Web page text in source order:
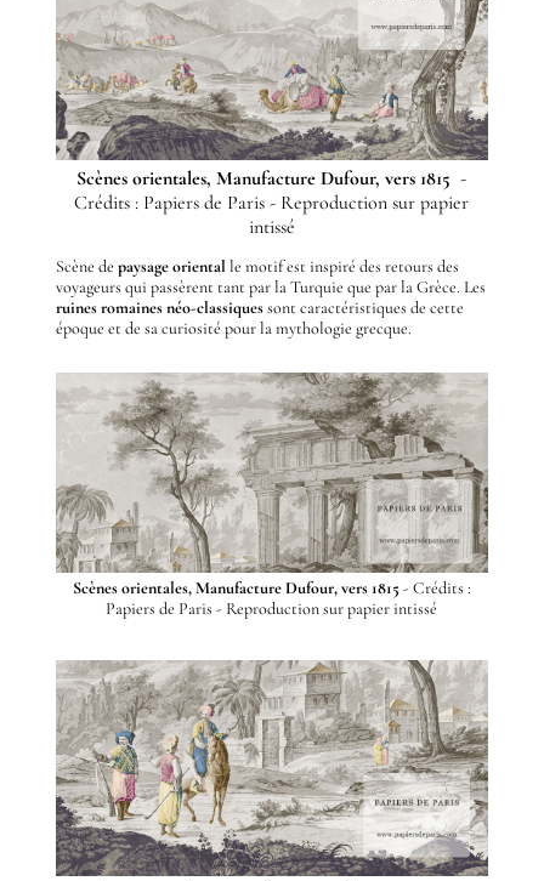
Scènes orientales, Manufacture Dufour, vers 1815-
Crédits : Papiers de Paris - Reproduction sur papier
intissé
Scène de paysage oriental le motif est inspiré des retours des
voyageurs qui passèrent tant par la Turquie que par la Grèce. Les
ruines romaines néo-classiquessont caractéristiques de cette
époque et de sa curiosité pour la mythologie grecque.
Scènes orientales, Manufacture Dufour, vers 1815 - Crédits :
Papiers de Paris - Reproduction sur papier intissé